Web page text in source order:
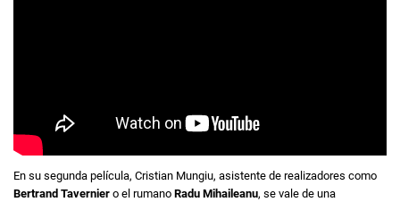
En su segunda película, Cristian Mungiu, asistente de realizadores como
Bertrand Tavernier o el rumano Radu Mihaileanu, se vale de una